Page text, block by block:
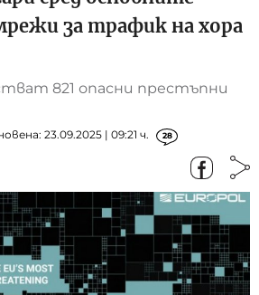
за трафик на хора
821 опасни престъпни
23.09.2025 | 09:21 ч. 28